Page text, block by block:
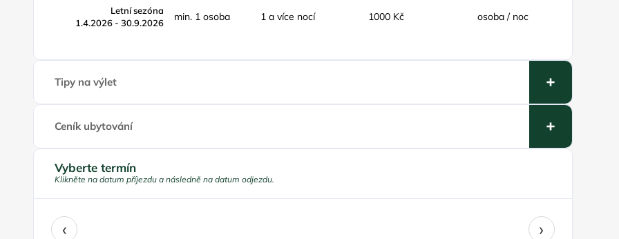
Letní sezóna
1.4.2026 - 30.9.2026
min. 1 osoba 1 a více nocí 1000 Kč osoba / noc
Tipy na výlet
Ceník ubytování
Vyberte termín
Klikněte na datum příjezdu a následně na datum odjezdu.
‹ ›